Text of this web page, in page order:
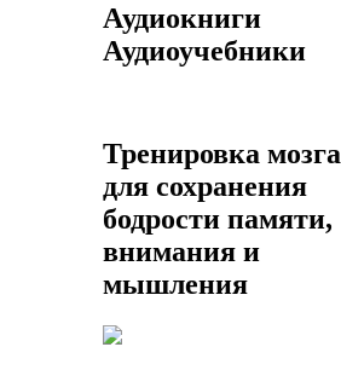
Аудиокниги
Аудиоучебники
Тренировка мозга
для сохранения
бодрости памяти,
внимания и
мышления